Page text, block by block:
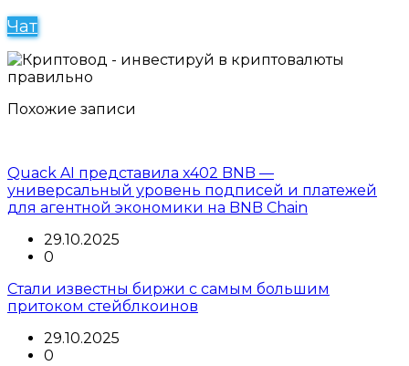
Чат
Похожие записи
Quack AI представила x402 BNB —
универсальный уровень подписей и платежей
для агентной экономики на BNB Chain
29.10.2025
0
Стали известны биржи с самым большим
притоком стейблкоинов
29.10.2025
0